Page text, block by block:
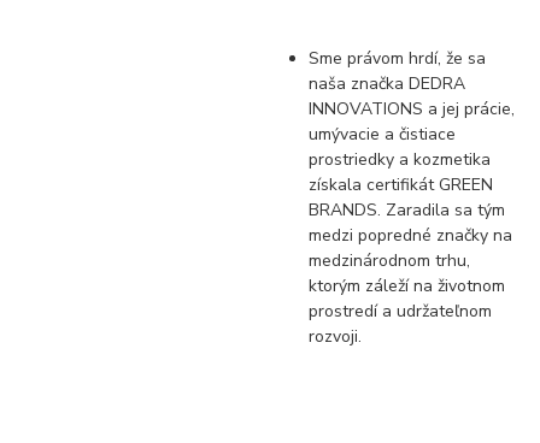
Sme právom hrdí, že sa
naša značka DEDRA
INNOVATIONS a jej prácie,
umývacie a čistiace
prostriedky a kozmetika
získala certifikát GREEN
BRANDS. Zaradila sa tým
medzi popredné značky na
medzinárodnom trhu,
ktorým záleží na životnom
prostredí a udržateľnom
rozvoji.